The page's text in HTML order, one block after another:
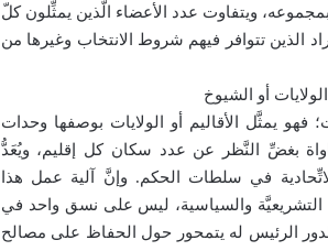
ويتفاوت عدد الأعضاء الّذين يمثِّلون كلّ
الذين تتوافر فيهم شروط الانتخاب وغيرها من
أو الشيوخ
يمثَّل الأقاليم أو الولايات بوصفها وحدات
بغضِّ النَّظر عن عدد سكان كل إقليم، ويُعَدُّ
في سلطات الحكم. وإنَّ آلية عمل هذا
التشريعيَّة والسياسية، ليس على نسق واحد في
الرئيس له يتمحور حول الحفاظ على مصالح